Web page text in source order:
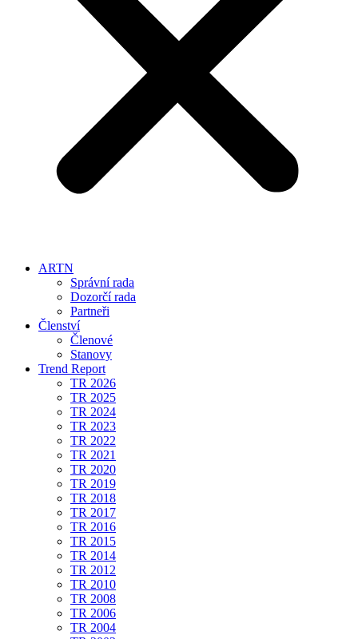
ARTN
Správní rada
Dozorčí rada
Partneři
Členství
Členové
Stanovy
Trend Report
TR 2026
TR 2025
TR 2024
TR 2023
TR 2022
TR 2021
TR 2020
TR 2019
TR 2018
TR 2017
TR 2016
TR 2015
TR 2014
TR 2012
TR 2010
TR 2008
TR 2006
TR 2004